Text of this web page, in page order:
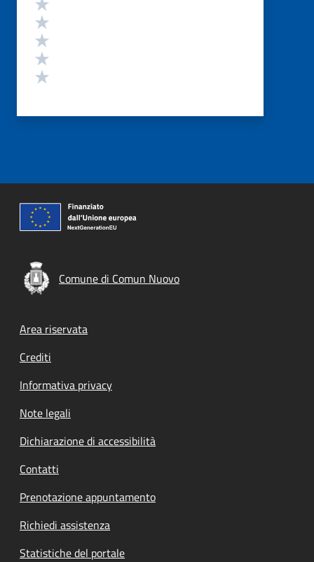
Comune di Comun Nuovo
Footer menu
Area riservata
Crediti
Informativa privacy
Note legali
Dichiarazione di accessibilità
Contatti
Prenotazione appuntamento
Richiedi assistenza
Statistiche del portale